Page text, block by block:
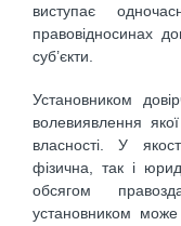
виступає
правовідносинах
суб’єкти.
Установником
волевиявлення
власності. У
фізична, так і
обсягом
установником може